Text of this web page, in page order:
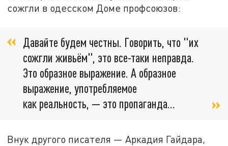
сожгли в одесском Доме профсоюзов:
Давайте будем честны. Говорить, что "их
сожгли живьём", это все-таки неправда.
Это образное выражение. А образное
выражение, употребляемое
как реальность, — это пропаганда…
Внук другого писателя — Аркадия Гайдара,